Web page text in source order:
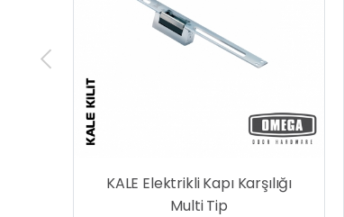
KALE Elektrikli Kapı Karşılığı
Multi Tip